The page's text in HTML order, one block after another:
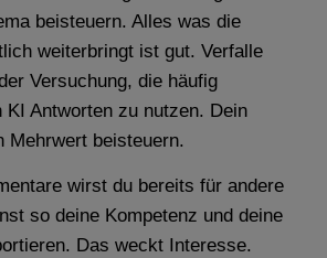
beisteuern. Alles was die
weiterbringt ist gut. Verfalle
Versuchung, die häufig
KI Antworten zu nutzen. Dein
Mehrwert beisteuern.
wirst du bereits für andere
so deine Kompetenz und deine
Das weckt Interesse.